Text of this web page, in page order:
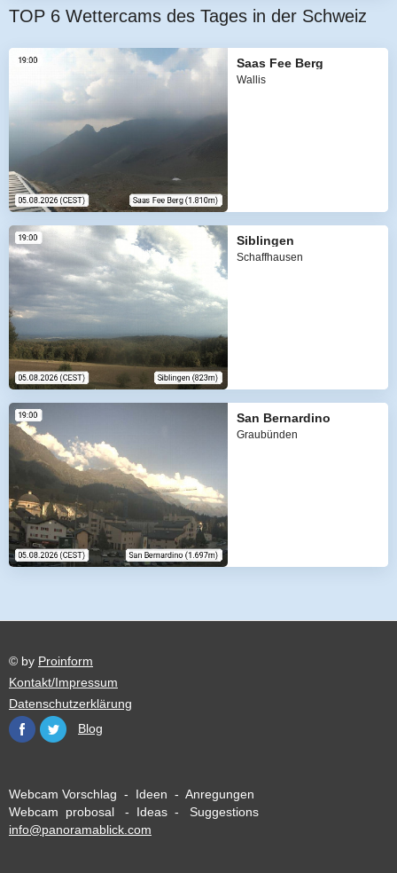
TOP 6 Wettercams des Tages in der Schweiz
Saas Fee Berg
Wallis
Siblingen
Schaffhausen
San Bernardino
Graubünden
© by Proinform
Kontakt/Impressum
Datenschutzerklärung
Blog
Webcam Vorschlag - Ideen - Anregungen
Webcam probosal - Ideas - Suggestions
info@panoramablick.com